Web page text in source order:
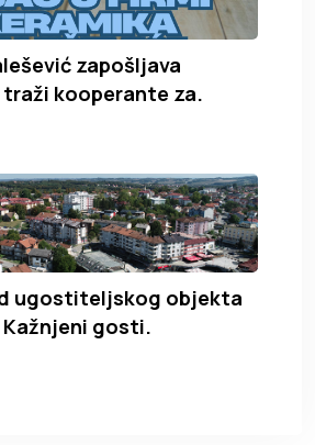
zapošljava
traži kooperante za.
ugostiteljskog objekta
gosti.